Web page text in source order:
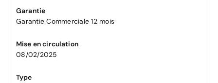
Garantie
Garantie Commerciale 12 mois
Mise en circulation
08/02/2025
Type